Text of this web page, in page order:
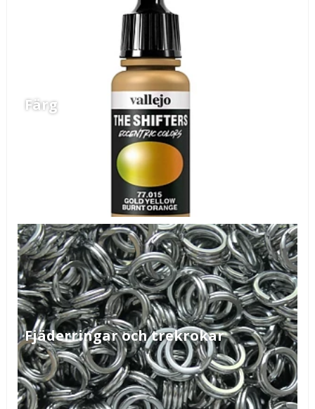
Färg
Fjäderringar och trekrokar